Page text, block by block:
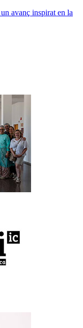
avanç inspirat en la